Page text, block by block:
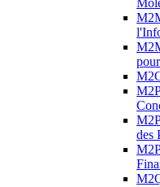
des